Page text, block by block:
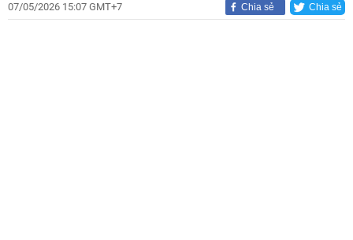
07/05/2026 15:07 GMT+7 Chia sẻ Chia sẻ